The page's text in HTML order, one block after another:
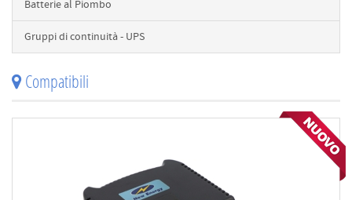
Batterie al Piombo
Gruppi di continuità - UPS
Compatibili